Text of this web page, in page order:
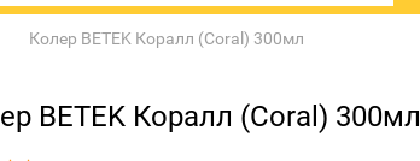
Колер BETEK Коралл (Coral) 300мл
BETEK Коралл (Coral) 300мл